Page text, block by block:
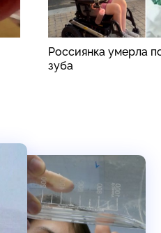
Россиянка умерла
зуба